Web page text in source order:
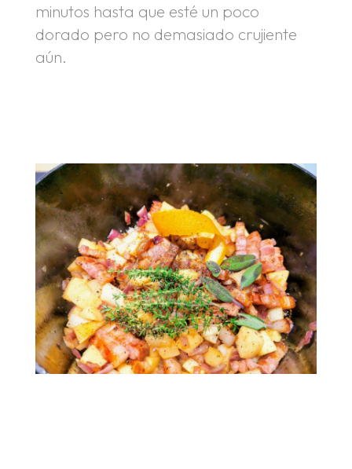
minutos hasta que esté un poco
dorado pero no demasiado crujiente
aún.